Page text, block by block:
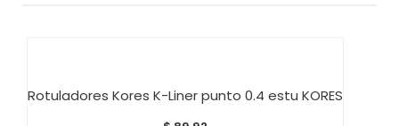
Rotuladores Kores K-Liner punto 0.4 estu KORES